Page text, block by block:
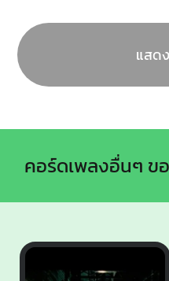
แสด
คอร์ดเพลงอื่นๆ ขอ